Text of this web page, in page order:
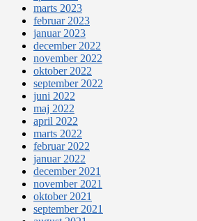
marts 2023
februar 2023
januar 2023
december 2022
november 2022
oktober 2022
september 2022
juni 2022
maj 2022
april 2022
marts 2022
februar 2022
januar 2022
december 2021
november 2021
oktober 2021
september 2021